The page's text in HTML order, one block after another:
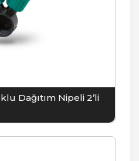
Dağıtım Nipeli 2’li